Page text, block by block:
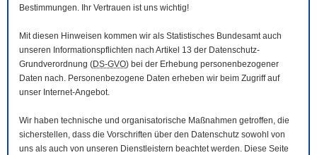
Bestimmungen. Ihr Vertrauen ist uns wichtig!
Mit diesen Hinweisen kommen wir als Statistisches Bundesamt auch
unseren Informationspflichten nach Artikel 13 der Datenschutz-
Grundverordnung (DS-GVO) bei der Erhebung personenbezogener
Daten nach. Personenbezogene Daten erheben wir beim Zugriff auf
unser Internet-Angebot.
Wir haben technische und organisatorische Maßnahmen getroffen, die
sicherstellen, dass die Vorschriften über den Datenschutz sowohl von
uns als auch von unseren Dienstleistern beachtet werden. Diese Seite